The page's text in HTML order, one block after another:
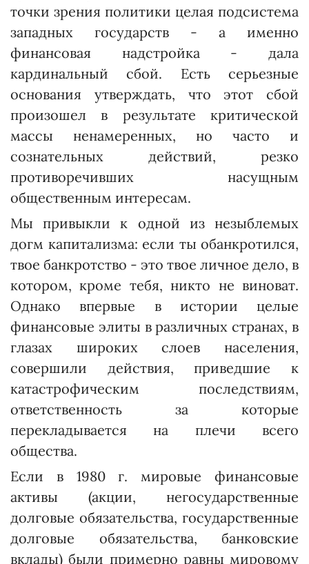
точки зрения политики целая подсистема
западных государств - а именно
финансовая надстройка - дала
кардинальный сбой. Есть серьезные
основания утверждать, что этот сбой
произошел в результате критической
массы ненамеренных, но часто и
сознательных действий, резко
противоречивших насущным
общественным интересам.
Мы привыкли к одной из незыблемых
догм капитализма: если ты обанкротился,
твое банкротство - это твое личное дело, в
котором, кроме тебя, никто не виноват.
Однако впервые в истории целые
финансовые элиты в различных странах, в
глазах широких слоев населения,
совершили действия, приведшие к
катастрофическим пос­ледствиям,
ответственность за которые
перекладывается на плечи всего
общества.
Если в 1980 г. мировые финансовые
активы (акции, негосударст­венные
долговые обяза­тельст­ва, государственные
долговые обязательства, банковские
вклады) были примерно равны мировому